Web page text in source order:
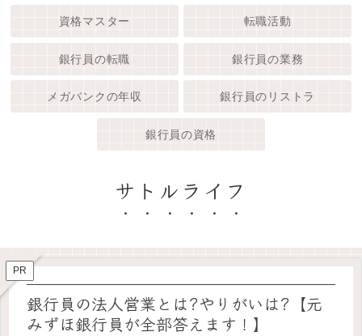
サトルライフ
資格マスター 転職活動
銀行員の転職 銀行員の業務
メガバンクの年収 銀行員のリストラ
銀行員の資格
PR
銀行員の法人営業とは?やりがいは?【元
みずほ銀行員が全部答えます！】